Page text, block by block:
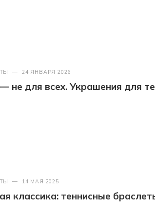
— 24 ЯНВАРЯ 2026
не для всех. Украшения для
— 14 МАЯ 2025
классика: теннисные